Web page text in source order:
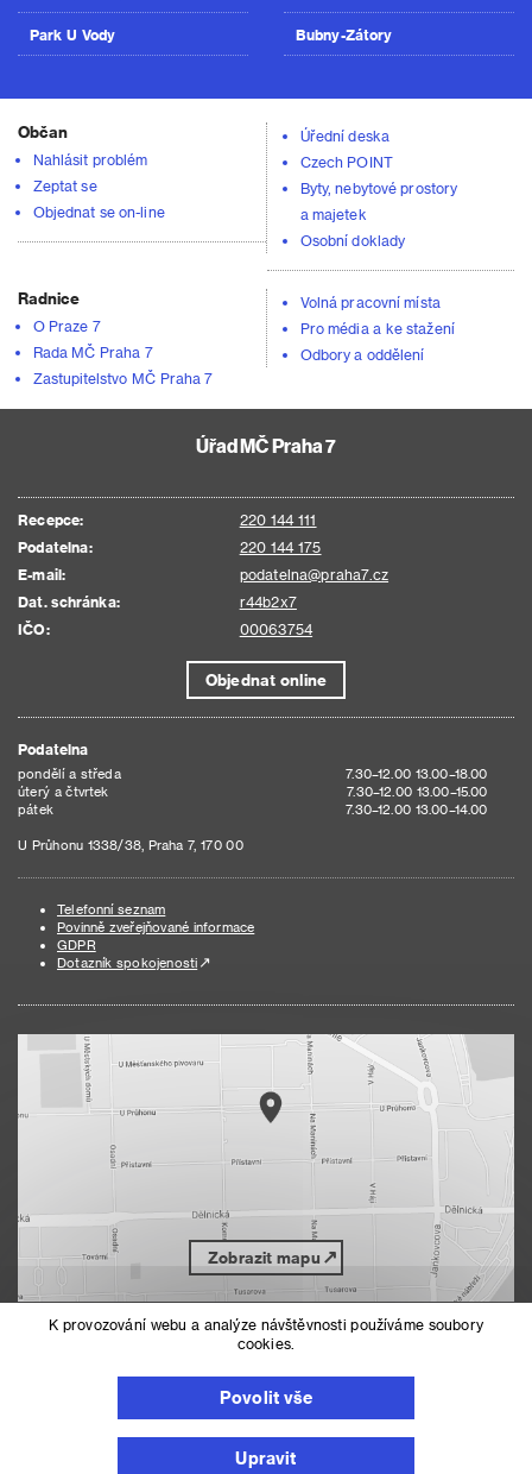
Park U Vody Bubny-Zátory
Občan
Nahlásit problém
Zeptat se
Objednat se on-line
Úřední deska
Czech POINT
Byty, nebytové prostory
a majetek
Osobní doklady
Radnice
O Praze 7
Rada MČ Praha 7
Zastupitelstvo MČ Praha 7
Volná pracovní místa
Pro média a ke stažení
Odbory a oddělení
Úřad MČ Praha 7
Recepce:
220 144 111
Podatelna:
220 144 175
E-mail:
podatelna@praha7.cz
Dat. schránka:
r44b2x7
IČO:
00063754
Objednat online
Podatelna
pondělí a středa
7.30–12.00 13.00–18.00
úterý a čtvrtek
7.30–12.00 13.00–15.00
pátek
7.30–12.00 13.00–14.00
U Průhonu 1338/38, Praha 7, 170 00
Telefonní seznam
Povinně zveřejňované informace
GDPR
Dotazník spokojenosti
Zobrazit mapu
Nastavení cookies
K provozování webu a analýze návštěvnosti používáme soubory
cookies.
Povolit vše
Upravit